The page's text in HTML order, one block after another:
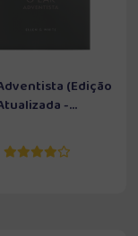
(Edição
-...